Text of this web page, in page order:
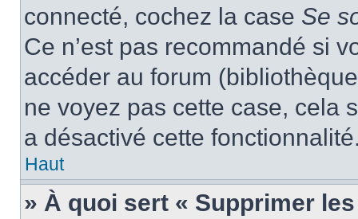
connecté, cochez la case Se
Ce n’est pas recommandé si
accéder au forum
ne voyez pas cette case, cela
a désactivé cette
Haut
» À quoi sert « Supprimer